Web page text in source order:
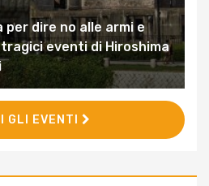
per dire no alle armi e
eventi di Hiroshima
GLI EVENTI